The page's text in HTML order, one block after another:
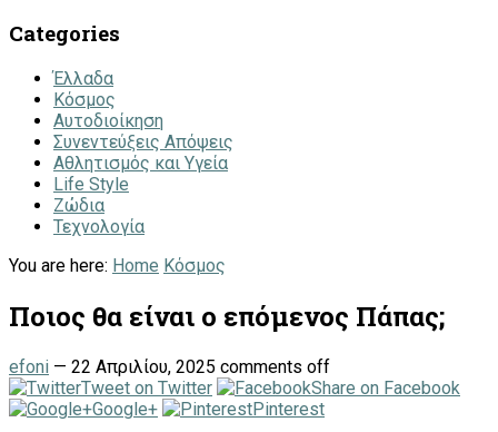
Categories
Έλλαδα
Κόσμος
Αυτοδιοίκηση
Συνεντεύξεις Απόψεις
Αθλητισμός και Υγεία
Life Style
Ζώδια
Τεχνολογία
You are here: Home Κόσμος
Ποιος θα είναι ο επόμενος Πάπας;
efoni — 22 Απριλίου, 2025 comments off
Tweet on Twitter
Share on Facebook
Google+
Pinterest